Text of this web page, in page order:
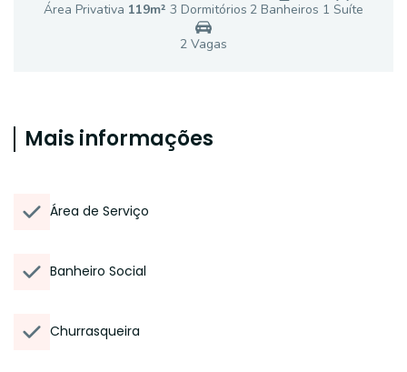
Área Privativa 119m² 3 Dormitórios 2 Banheiros 1 Suíte
2 Vagas
Mais informações
Área de Serviço
Banheiro Social
Churrasqueira